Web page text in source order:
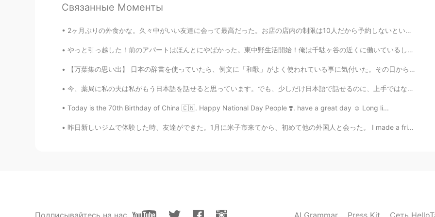
Please Santa David!🙏
JP EN
I also want a new bike! I’m being a good girl, so please...!🥺🙏
Emi 2020.12.12 11:10
Связанные Моменты
2ヶ月ぶりの外食かな。久々中がいい友達に会って最高だった。お店の店内の制限は10人だから予約しないといけない(笑) 予約の時間を間違えたから1時間以内に全部食べないといけない(笑)それでも美味し...
やっと引っ越した！前のアパートはほんとにやばかった。東中野生活開始！俺は千駄ヶ谷の近くに働いているし、東中野のMMAジムにも行ってるからめっちゃ便利なところに引っ越した。秋葉原のボルダリングジム...
【万葉集の思い出】 日本の辞書を使っていたら、例文に「和歌」がよく使われている事に気付いた。その日から万葉集に興味を持ち始めた。きっと大切なものだと思った。 枕詞を使う技法で言葉遊びをしたり...
今、薬局に私の夫は私がもう日本語を話せると思っています。でも、少しだけ日本語で話せるのに、上手ではないに気持ち。そして人々と話したら良いになると知る。でも、私は本当に恥ずかしいです。😔 乗り越え...
Today is the 70th Birthday of China 🇨🇳. Happy National Day People ❣️. have a great day ☺️ Long li...
昨日新しいジムで体験した時、友達ができた。1月に米子市来てから、初めて他の外国人と会った。 I made a friend yesterday when I tried out a new g...
Подписывайтесь на нас AI Grammar Press Kit Сеть